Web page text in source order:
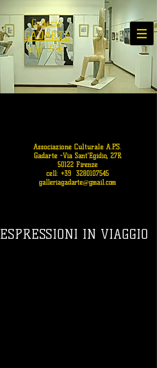
Galleria
GADARTE
dal 1956
Associazione Culturale A.P.S.
Gadarte-Via Sant'Egidio, 27R
50122 Firenze
cell: +39 3280107545
galleriagadarte@gmail.com
ESPRESSIONI IN VIAGGIO